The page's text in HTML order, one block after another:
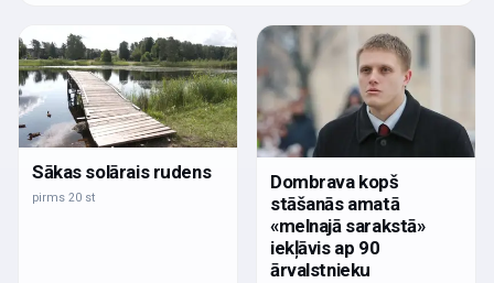
Sākas solārais rudens
pirms 20 st
Dombrava kopš
stāšanās amatā
«melnajā sarakstā»
iekļāvis ap 90
ārvalstnieku